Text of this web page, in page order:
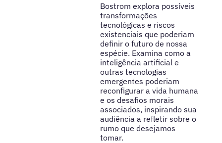
Bostrom explora possíveis
transformações
tecnológicas e riscos
existenciais que poderiam
definir o futuro de nossa
espécie. Examina como a
inteligência artificial e
outras tecnologias
emergentes poderiam
reconfigurar a vida humana
e os desafios morais
associados, inspirando sua
audiência a refletir sobre o
rumo que desejamos
tomar.